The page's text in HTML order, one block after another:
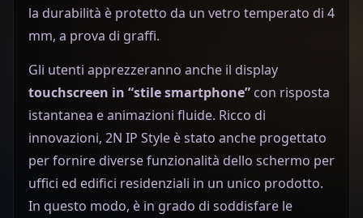
la durabilità è protetto da un vetro temperato di 4
mm, a prova di graffi.
Gli utenti apprezzeranno anche il display
touchscreen in “stile smartphone” con risposta
istantanea e animazioni fluide. Ricco di
innovazioni, 2N IP Style è stato anche progettato
per fornire diverse funzionalità dello schermo per
uffici ed edifici residenziali in un unico prodotto.
In questo modo, è in grado di soddisfare le